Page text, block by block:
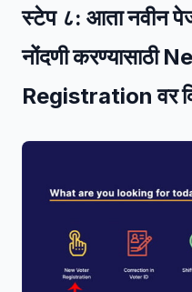
स्टेप ८: आता नवीन
नोंदणी करण्यासाठी
Registration वर